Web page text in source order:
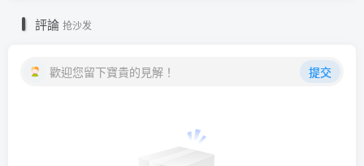
評論 抢沙发
歡迎您留下寶貴的見解！ 提交